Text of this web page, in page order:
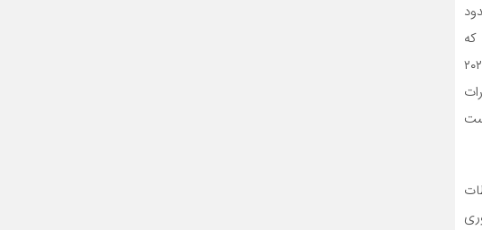
در مه و نوامبر ۲۰۲۱ و سپتامبر ۲۰۲۲ است. با این حال، در سال ۲۰۲۴
و در آگوست ۲۰۲۴ بر مقررات
۹، همه ارتباطات